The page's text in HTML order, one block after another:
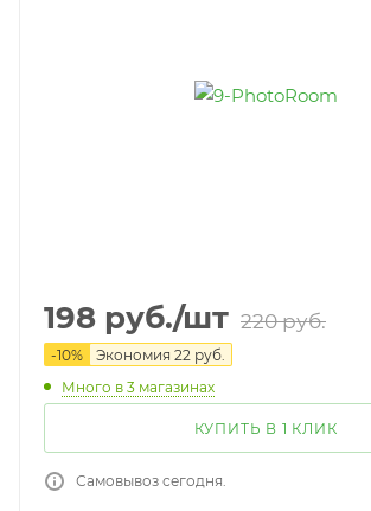
198 руб./шт 220руб.
-10% Экономия 22 руб.
Много в 3 магазинах
КУПИТЬ В 1 КЛИК
Самовывоз сегодня.